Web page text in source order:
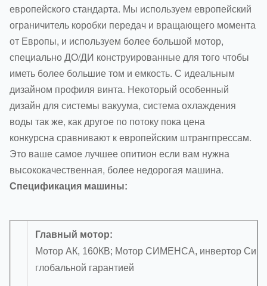
европейского стандарта. Мы используем европейский
ограничитель коробки передач и вращающего момента
от Европы, и используем более большой мотор,
специально ДО/ДИ конструированные для того чтобы
иметь более большие том и емкость. С идеальным
дизайном профиля винта. Некоторый особенный
дизайн для системы вакуума, система охлаждения
воды так же, как другое по потоку пока цена
конкурсна сравнивают к европейским штрангпрессам.
Это ваше самое лучшее опитион если вам нужна
высококачественная, более недорогая машина.
Спецификация машины:
Главный мотор:
Мотор АК, 160КВ; Мотор СИМЕНСА, инвертор
глобальной гарантией